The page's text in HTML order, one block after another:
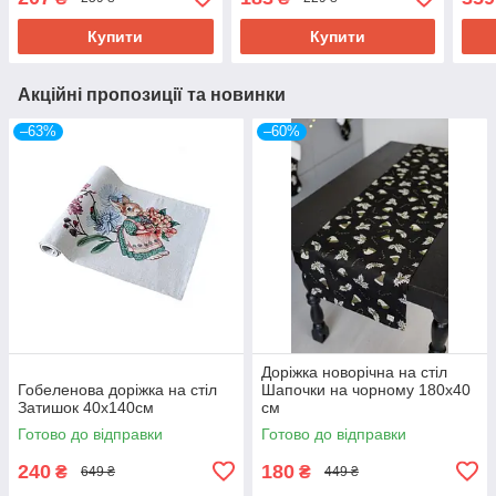
Купити Купити
Акційні пропозиції та новинки
–63%
Гобеленова дорiжка на стiл
Затишок 40х140см
Готово до відправки
240 ₴ 649 ₴
–60%
Доріжка новорічна на стіл
Шапочки на чорному 180х40
см
Готово до відправки
180 ₴ 449 ₴